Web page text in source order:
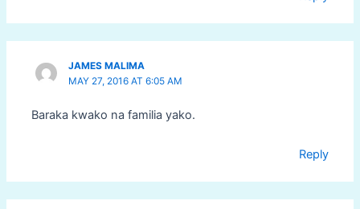
JAMES MALIMA
MAY 27, 2016 AT 6:05 AM
Baraka kwako na familia yako.
Reply